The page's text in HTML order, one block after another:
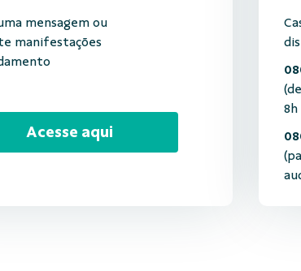
mensagem ou
manifestações
Acesse aqui
8h